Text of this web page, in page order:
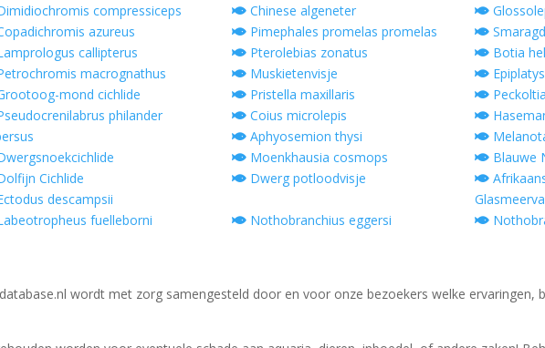
compressiceps
azureus
callipterus
macrognathus
mond cichlide
philander
Cichlide
descampsii
fuelleborni
Chinese algeneter
Pimephales promelas promelas
Pterolebias zonatus
Botia
Muskietenvisje
Pristella maxillaris
Coius microlepis
Aphyosemion thysi
Moenkhausia cosmops
Blauwe
Dwerg potloodvisje
Nothobranchius eggersi
wordt met zorg samengesteld door en voor onze bezoekers welke ervaringen,